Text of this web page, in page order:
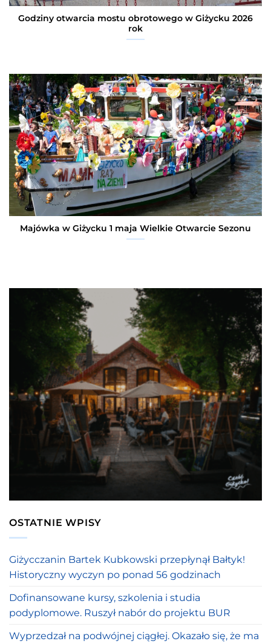
Godziny otwarcia mostu obrotowego w Giżycku 2026
rok
Majówka w Giżycku 1 maja Wielkie Otwarcie Sezonu
OSTATNIE WPISY
Giżycczanin Bartek Kubkowski przepłynął Bałtyk!
Historyczny wyczyn po ponad 56 godzinach
Dofinansowane kursy, szkolenia i studia
podyplomowe. Ruszył nabór do projektu BUR
Wyprzedzał na podwójnej ciągłej. Okazało się, że ma